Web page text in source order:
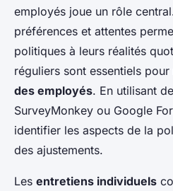
employés joue un rôle
préférences et attentes
politiques à leurs réalités
réguliers sont essentiels
des employés. En utilisant
SurveyMonkey ou Google
identifier les aspects de la
des ajustements.
Les entretiens individuels